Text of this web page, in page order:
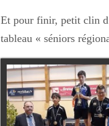
Et pour finir, petit clin
tableau « séniors